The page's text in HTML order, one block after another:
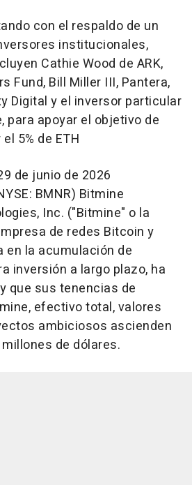
con el respaldo de un
institucionales,
Cathie Wood de ARK,
Fund, Bill Miller III, Pantera,
Digital y el inversor particular
para apoyar el objetivo de
5% de ETH
de junio de 2026
BMNR) Bitmine
Inc. ("Bitmine" o la
de redes Bitcoin y
en la acumulación de
inversión a largo plazo, ha
que sus tenencias de
efectivo total, valores
ambiciosos ascienden
de dólares.